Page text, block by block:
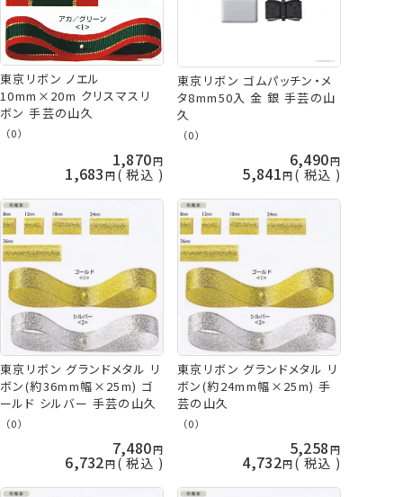
東京リボン ノエル
10mm×20m クリスマスリ
ボン 手芸の山久
（0）
1,870
1,683 税込
東京リボン ゴムパッチン・メ
タ8mm50入 金 銀 手芸の山
久
（0）
6,490
5,841 税込
東京リボン グランドメタル リ
ボン(約36mm幅×25m) ゴ
ールド シルバー 手芸の山久
（0）
7,480
6,732 税込
東京リボン グランドメタル リ
ボン(約24mm幅×25m) 手
芸の山久
（0）
5,258
4,732 税込